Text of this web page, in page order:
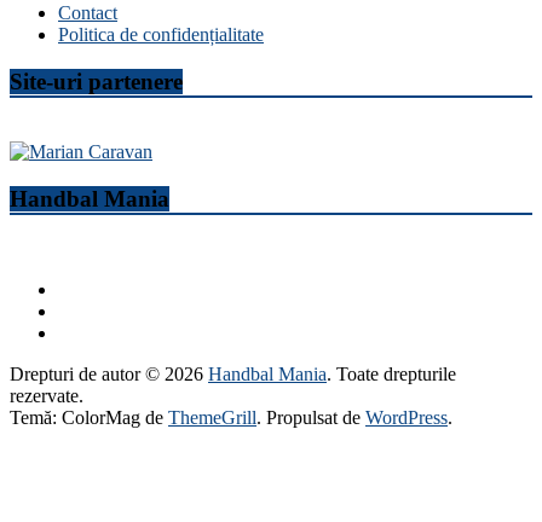
Contact
Politica de confidențialitate
Site-uri partenere
Handbal Mania
Drepturi de autor © 2026 Handbal Mania. Toate drepturile
rezervate.
Temă: ColorMag de ThemeGrill. Propulsat de WordPress.